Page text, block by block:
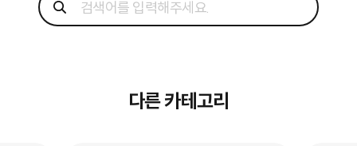
다른 카테고리